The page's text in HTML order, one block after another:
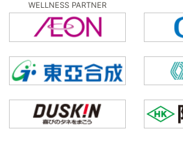
WELLNESS PARTNER